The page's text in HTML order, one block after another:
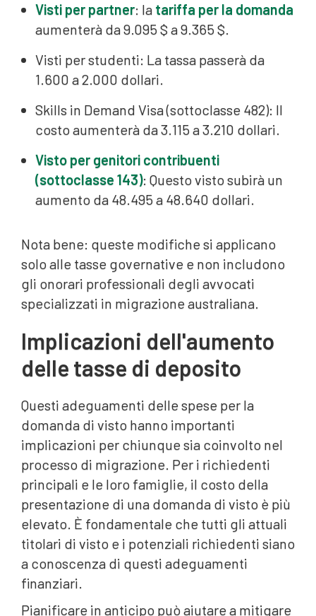
Visti per partner: la tariffa per la domanda
aumenterà da 9.095 $ a 9.365 $.
Visti per studenti: La tassa passerà da
1.600 a 2.000 dollari.
Skills in Demand Visa (sottoclasse 482): Il
costo aumenterà da 3.115 a 3.210 dollari.
Visto per genitori contribuenti
(sottoclasse 143): Questo visto subirà un
aumento da 48.495 a 48.640 dollari.
Nota bene: queste modifiche si applicano
solo alle tasse governative e non includono
gli onorari professionali degli avvocati
specializzati in migrazione australiana.
Implicazioni dell'aumento
delle tasse di deposito
Questi adeguamenti delle spese per la
domanda di visto hanno importanti
implicazioni per chiunque sia coinvolto nel
processo di migrazione. Per i richiedenti
principali e le loro famiglie, il costo della
presentazione di una domanda di visto è più
elevato. È fondamentale che tutti gli attuali
titolari di visto e i potenziali richiedenti siano
a conoscenza di questi adeguamenti
finanziari.
Pianificare in anticipo può aiutare a mitigare